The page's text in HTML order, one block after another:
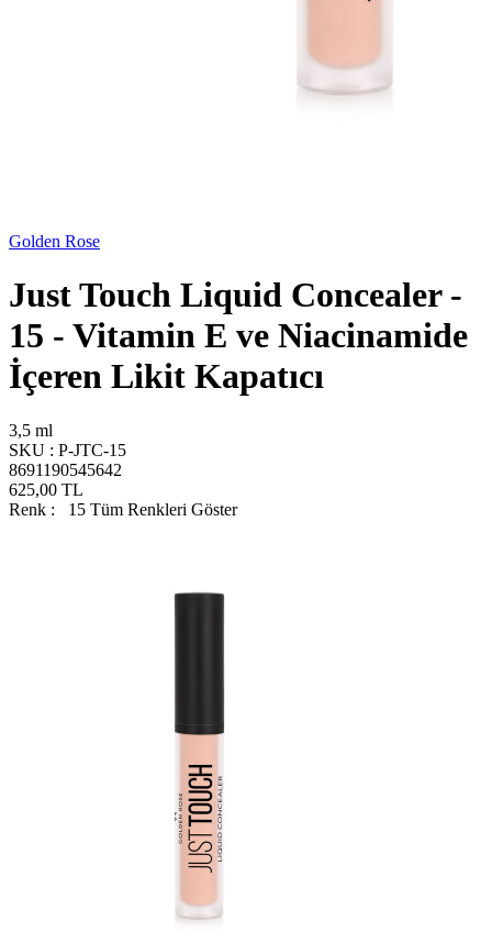
Golden Rose
Just Touch Liquid Concealer -
15 - Vitamin E ve Niacinamide
İçeren Likit Kapatıcı
3,5 ml
SKU : P-JTC-15
8691190545642
625,00 TL
Renk : 15 Tüm Renkleri Göster